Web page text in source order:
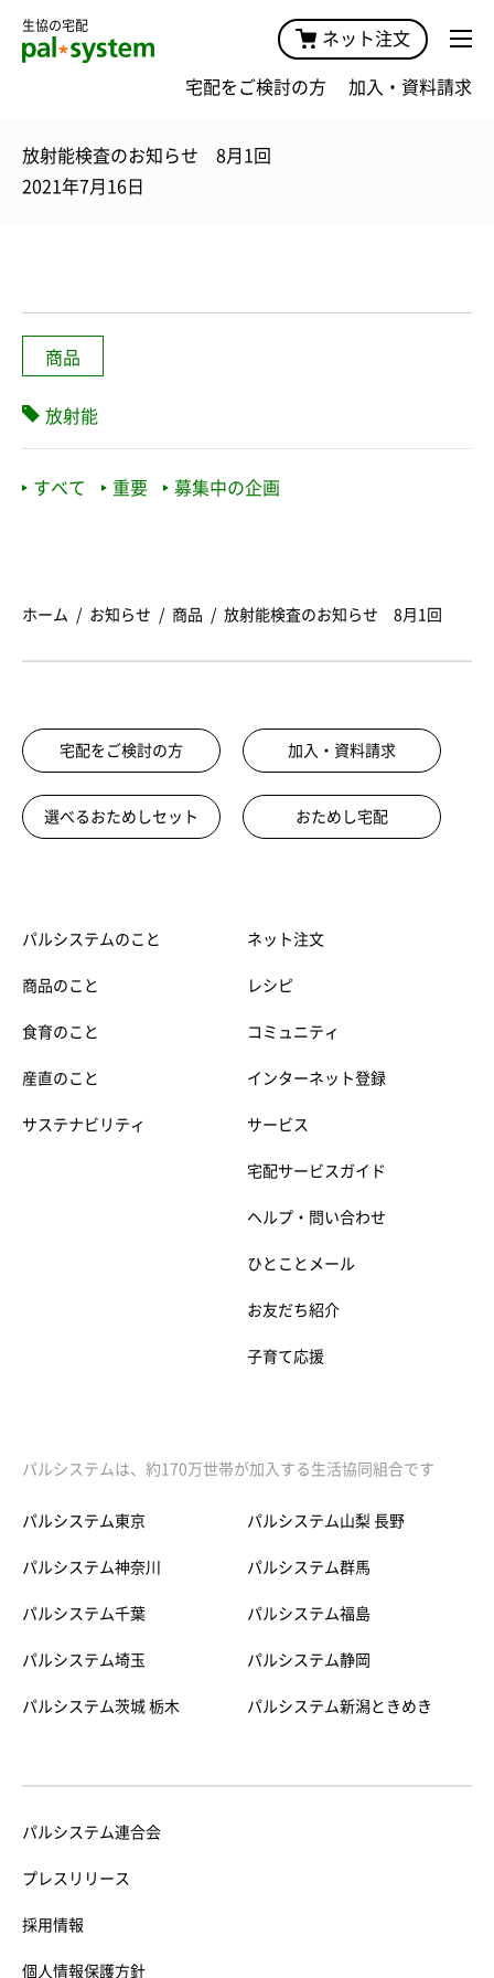
生協の宅配
ネット注文
宅配をご検討の方 加入・資料請求
放射能検査のお知らせ 8月1回
2021年7月16日
商品
放射能
すべて 重要 募集中の企画
ホーム お知らせ 商品 放射能検査のお知らせ 8月1回
宅配をご検討の方 加入・資料請求
選べるおためしセット おためし宅配
パルシステムのこと
商品のこと
食育のこと
産直のこと
サステナビリティ
ネット注文
レシピ
コミュニティ
インターネット登録
サービス
宅配サービスガイド
ヘルプ・問い合わせ
ひとことメール
お友だち紹介
子育て応援
パルシステムは、約170万世帯が加入する生活協同組合です
パルシステム東京
パルシステム神奈川
パルシステム千葉
パルシステム埼玉
パルシステム茨城 栃木
パルシステム山梨 長野
パルシステム群馬
パルシステム福島
パルシステム静岡
パルシステム新潟ときめき
パルシステム連合会
プレスリリース
採用情報
個人情報保護方針